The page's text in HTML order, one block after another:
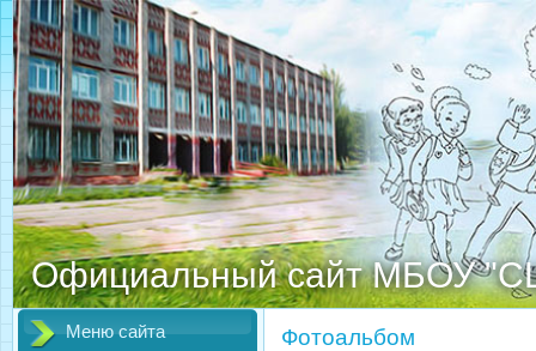
Официальный сайт МБОУ
Меню сайта Фотоальбом